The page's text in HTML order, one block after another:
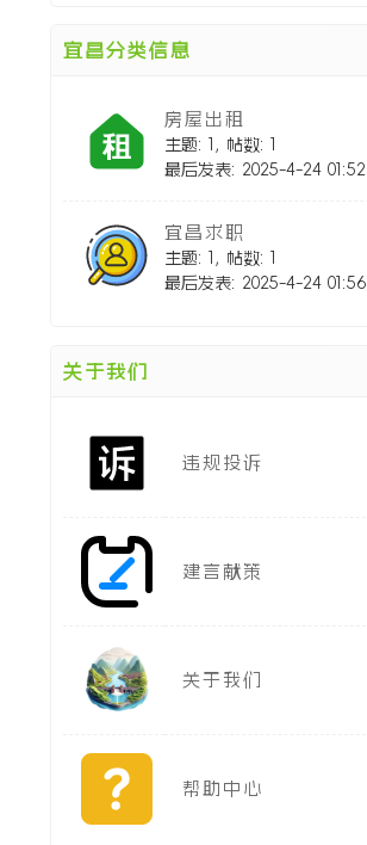
宜昌分类信息
房屋出租
主题: 1 , 帖数: 1
最后发表: 2025-4-24 01:52
宜昌求职
主题: 1 , 帖数: 1
最后发表: 2025-4-24 01:56
关于我们
违规投诉
建言献策
关于我们
帮助中心